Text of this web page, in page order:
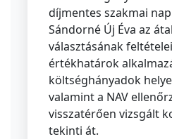
díjmentes szakmai
Sándorné Új Éva az
választásának
értékhatárok
költséghányadok
valamint a NAV
visszatérően vizsgált
tekinti át.